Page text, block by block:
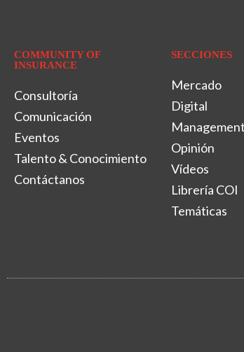
COMMUNITY OF
INSURANCE
Consultoría
Comunicación
Eventos
Talento & Conocimiento
Contáctanos
SECCIONES
Mercado
Digital
Management
Opinión
Vídeos
Librería COI
Temáticas